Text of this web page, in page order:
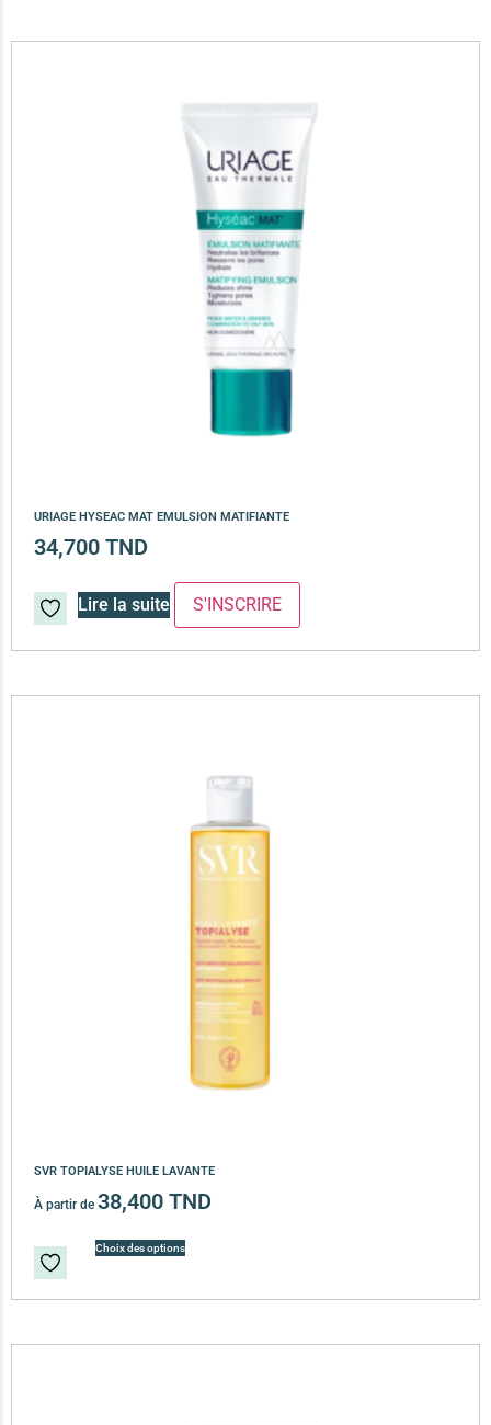
SVR TOPIALYSE HUILE LAVANTE
À partir de 38,400 TND
Choix des options
URIAGE HYSEAC MAT EMULSION MATIFIANTE
34,700 TND
Lire la suite